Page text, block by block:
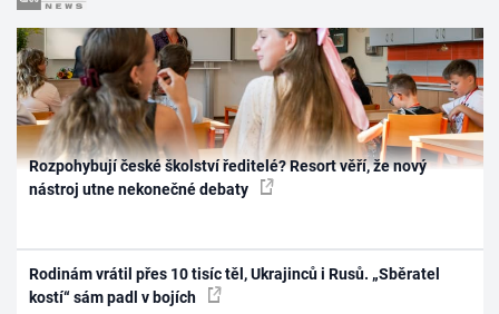
Rozpohybují české školství ředitelé? Resort věří, že nový
nástroj utne nekonečné debaty
Rodinám vrátil přes 10 tisíc těl, Ukrajinců i Rusů. „Sběratel
kostí“ sám padl v bojích